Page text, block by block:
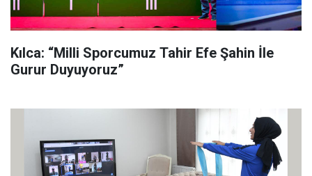
Kılca: “Milli Sporcumuz Tahir Efe Şahin İle
Gurur Duyuyoruz”